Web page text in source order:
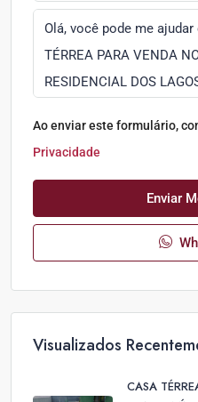
Ao enviar este formulário,
Privacidade
Enviar
Visualizados
CASA